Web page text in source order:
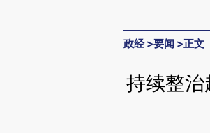
政经>要闻 >正文
持续整